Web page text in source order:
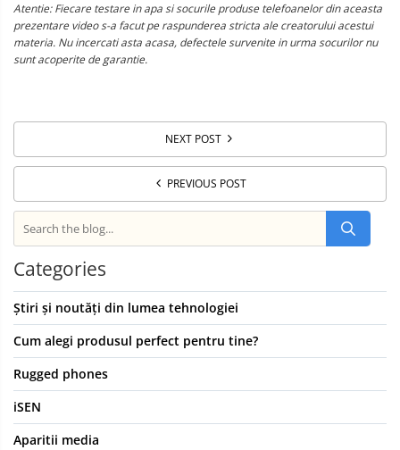
Atentie: Fiecare testare in apa si socurile produse telefoanelor din aceasta
prezentare video s-a facut pe raspunderea stricta ale creatorului acestui
materia. Nu incercati asta acasa, defectele survenite in urma socurilor nu
sunt acoperite de garantie.
NEXT POST
PREVIOUS POST
Categories
Știri și noutăți din lumea tehnologiei
Cum alegi produsul perfect pentru tine?
Rugged phones
iSEN
Aparitii media